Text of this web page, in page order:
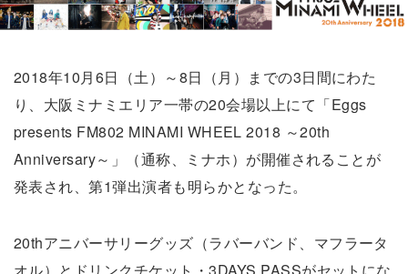
2018年10月6日（土）～8日（月）までの3日間にわた
り、大阪ミナミエリア一帯の20会場以上にて「Eggs
presents FM802 MINAMI WHEEL 2018 ～20th
Anniversary～」（通称、ミナホ）が開催されることが
発表され、第1弾出演者も明らかとなった。
20thアニバーサリーグッズ（ラバーバンド、マフラータ